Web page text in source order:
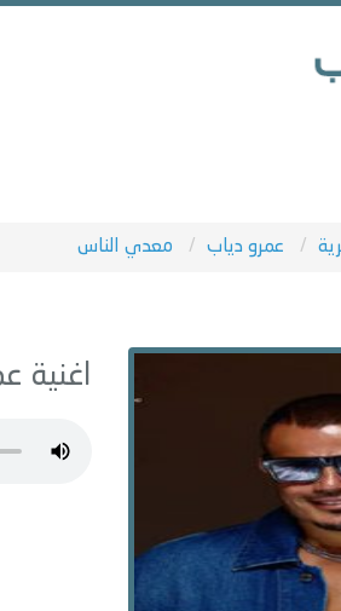
عمرو دياب معدي الناس
اغنية